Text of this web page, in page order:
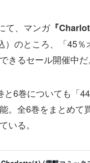
ーとは？
て、マンガ『
）のところ、「45％
きるセール開催中だ
と6巻についても「
。全6巻をまとめて
いる。